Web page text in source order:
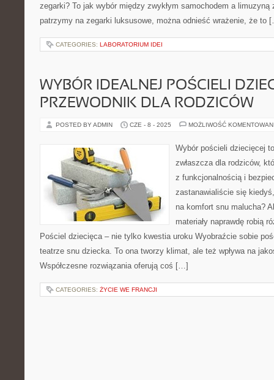
zegarki? To jak wybór między zwykłym samochodem a limuzyną
patrzymy na zegarki luksusowe, można odnieść wrażenie, że to
CATEGORIES: LABORATORIUM IDEI
WYBÓR IDEALNEJ POŚCIELI
PRZEWODNIK DLA RODZICÓW
POSTED BY ADMIN CZE - 8 - 2025 MOŻLIWOŚĆ
Wybór pościeli dziecięcej
zwłaszcza dla rodziców,
z funkcjonalnością i
zastanawialiście się
na komfort snu malucha?
materiały naprawdę robią
Pościel dziecięca – nie tylko kwestia uroku Wyobraźcie sobie
teatrze snu dziecka. To ona tworzy klimat, ale też wpływa na
Współczesne rozwiązania oferują coś […]
CATEGORIES: ŻYCIE WE FRANCJI